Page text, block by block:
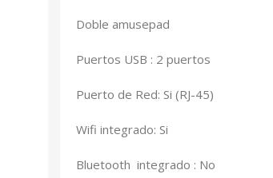
Doble amusepad
Puertos USB : 2 puertos
Puerto de Red: Si (RJ-45)
Wifi integrado: Si
Bluetooth integrado : No